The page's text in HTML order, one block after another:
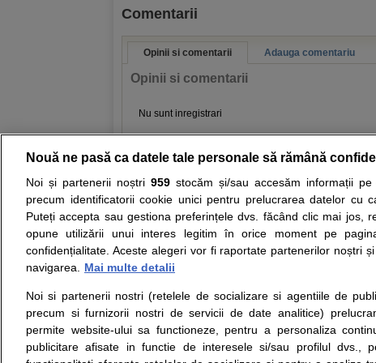
Comentarii
Opinii si comentarii Adauga comentariu
Opinii si comentarii
Nu sunt inregistrari
Resurse: Autoevaluare simptome
Opiniile avizate ale medicilor, sfaturile si orice alte
nici diagnosticul stabilit in urma investigatiilor si
ii punem la dispozitie pentru programare in sistemul
Despre noi
Contact
Intrebari frecvente
Consultanti
Termeni si conditii
Politica de
confidentialitate
Politica de cookie
Nouă ne pasă ca datele tale personale să rămână
Noi și partenerii noștri 959stocăm și/sau accesăm informații pe
precum identificatorii cookie unici pentru prelucrarea datelor cu
Puteți accepta sau gestiona preferințele dvs. făcând clic mai jos,
opune utilizării unui interes legitim în orice moment pe
confidențialitate. Aceste alegeri vor fi raportate partenerilor noștri
navigarea.
Mai multe detalii
Noi si partenerii nostri (retelele de socializare si agentiile de
precum si furnizorii nostri de servicii de date analitice)
permite website-ului sa functioneze, pentru a personaliza
publicitare afisate in functie de interesele si/sau profilul dvs.,